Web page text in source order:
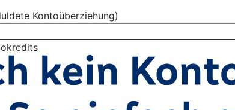
Kontoüberziehung)